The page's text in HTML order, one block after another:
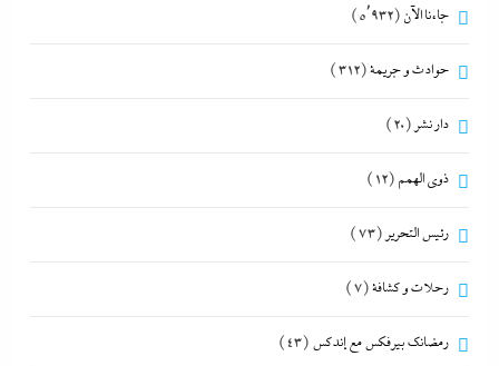
جاءنا الآن (5٬932)
حوادث و جريمة(312)
دار نشر (20)
ذوى الهمم (12)
رئيس التحرير (73)
رحلات و كشافة(7)
رمضانك بيرفكس مع إندكس (43)